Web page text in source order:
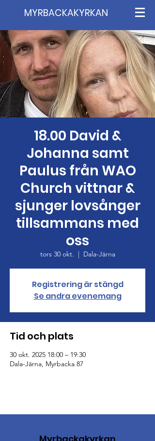
MYRBACKAKYRKAN
18.00 David &
Johanna samt
Paulus från WAO
Church vittnar &
sjunger lovsånger
tillsammans med
oss
tors 30 okt.
  |
Dala-Järna
Registrering är stängd
Se andra evenemang
Tid och plats
30 okt. 2025 18:00 – 19:30
Dala-Järna, Myrbacka 87